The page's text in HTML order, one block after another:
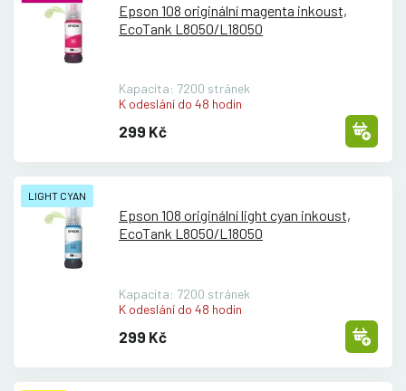
Epson 108 originální magenta inkoust,
EcoTank L8050/L18050
Kapacita: 7200 stránek
K odeslání do 48 hodin
299 Kč
LIGHT CYAN
Epson 108 originální light cyan inkoust,
EcoTank L8050/L18050
Kapacita: 7200 stránek
K odeslání do 48 hodin
299 Kč